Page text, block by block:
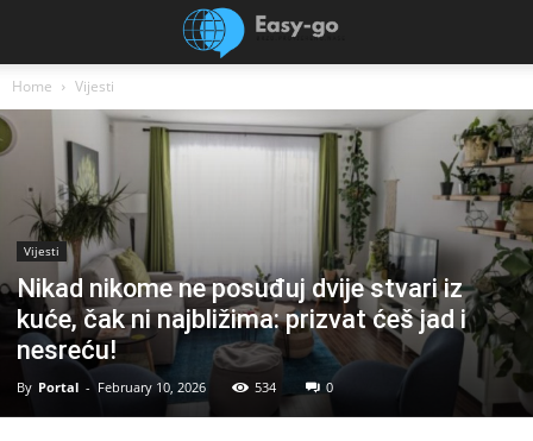
Home Vijesti
Vijesti
Nikad nikome ne posuđuj dvije stvari iz
kuće, čak ni najbližima: prizvat ćeš jad i
nesreću!
By Portal - February 10, 2026 534 0